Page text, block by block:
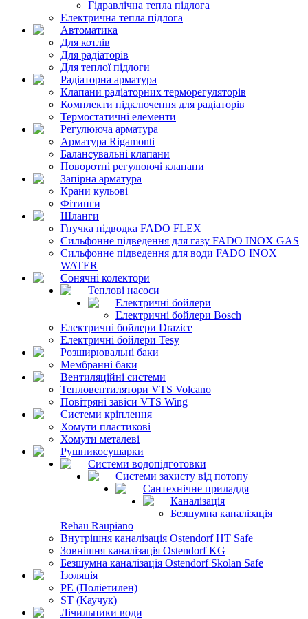
Гідравлічна тепла підлога
Електрична тепла підлога
Автоматика
Для котлів
Для радіаторів
Для теплої підлоги
Радіаторна арматура
Клапани радіаторних терморегуляторів
Комплекти підключення для радіаторів
Термостатичні елементи
Регулююча арматура
Арматура Rigamonti
Балансувальні клапани
Поворотні регулюючі клапани
Запірна арматура
Крани кульові
Фітинги
Шланги
Гнучка підводка FADO FLEX
Сильфонне підведення для газу FADO INOX GAS
Сильфонне підведення для води FADO INOX
WATER
Сонячні колектори
Теплові насоси
Електричні бойлери
Електричні бойлери Bosch
Електричні бойлери Drazice
Електричні бойлери Tesy
Розширювальні баки
Мембранні баки
Вентиляційні системи
Тепловентилятори VTS Volcano
Повітряні завіси VTS Wing
Системи кріплення
Хомути пластикові
Хомути металеві
Рушникосушарки
Системи водопідготовки
Системи захисту від потопу
Сантехнічне приладдя
Каналізація
Безшумна каналізація
Rehau Raupiano
Внутрішня каналізація Ostendorf HT Safe
Зовнішня каналізація Ostendorf KG
Безшумна каналізація Ostendorf Skolan Safe
Ізоляція
PE (Поліетилен)
ST (Каучук)
Лічильники води